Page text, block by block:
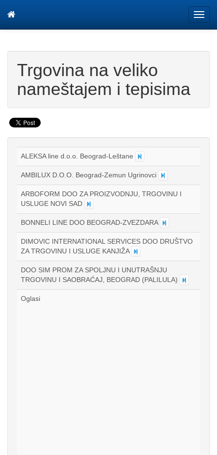
Trgovina na veliko
nameštajem i tepisima
ALEKSA line d.o.o. Beograd-Leštane
AMBILUX D.O.O. Beograd-Zemun Ugrinovci
ARBOFORM DOO ZA PROIZVODNJU, TRGOVINU I
USLUGE NOVI SAD
BONNELI LINE DOO BEOGRAD-ZVEZDARA
DIMOVIC INTERNATIONAL SERVICES DOO DRUŠTVO
ZA TRGOVINU I USLUGE KANJIŽA
DOO SIM PROM ZA SPOLJNU I UNUTRAŠNJU
TRGOVINU I SAOBRAĆAJ, BEOGRAD (PALILULA)
Oglasi